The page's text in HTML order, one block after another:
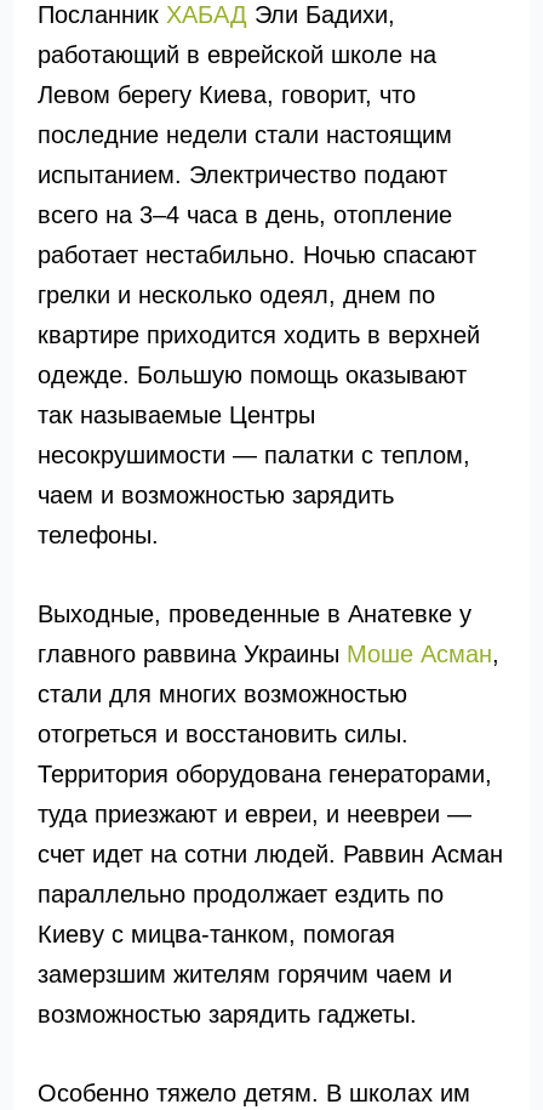
Посланник ХАБАД Эли Бадихи,
работающий в еврейской школе на
Левом берегу Киева, говорит, что
последние недели стали настоящим
испытанием. Электричество подают
всего на 3–4 часа в день, отопление
работает нестабильно. Ночью спасают
грелки и несколько одеял, днем по
квартире приходится ходить в верхней
одежде. Большую помощь оказывают
так называемые Центры
несокрушимости — палатки с теплом,
чаем и возможностью зарядить
телефоны.
Выходные, проведенные в Анатевке у
главного раввина Украины Моше Асман,
стали для многих возможностью
отогреться и восстановить силы.
Территория оборудована генераторами,
туда приезжают и евреи, и неевреи —
счет идет на сотни людей. Раввин Асман
параллельно продолжает ездить по
Киеву с мицва-танком, помогая
замерзшим жителям горячим чаем и
возможностью зарядить гаджеты.
Особенно тяжело детям. В школах им